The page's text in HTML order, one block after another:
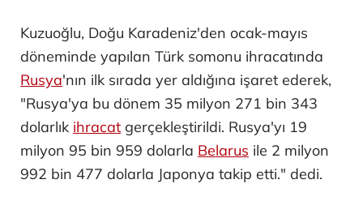
Kuzuoğlu, Doğu Karadeniz'den ocak-mayıs
döneminde yapılan Türk somonu ihracatında
Rusya'nın ilk sırada yer aldığına işaret ederek,
"Rusya'ya bu dönem 35 milyon 271 bin 343
dolarlık ihracat gerçekleştirildi. Rusya'yı 19
milyon 95 bin 959 dolarla Belarus ile 2 milyon
992 bin 477 dolarla Japonya takip etti." dedi.